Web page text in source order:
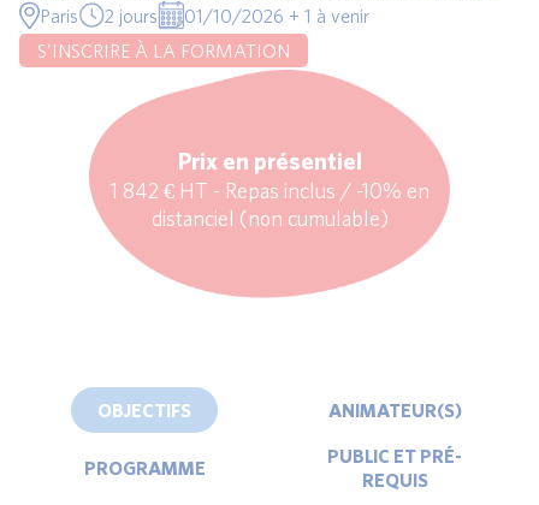
Paris 2 jours
01/10/2026 + 1 à venir
S'INSCRIRE À LA FORMATION
Prix en présentiel
1 842 € HT - Repas inclus / -10% en
distanciel (non cumulable)
OBJECTIFS ANIMATEUR(S)
PROGRAMME
PUBLIC ET PRÉ-
REQUIS